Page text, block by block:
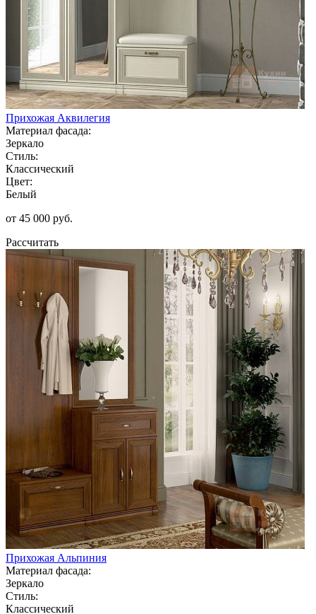
Прихожая Аквилегия
Материал фасада:
Зеркало
Стиль:
Классический
Цвет:
Белый
от 45 000 руб.
Рассчитать
Прихожая Альпиния
Материал фасада:
Зеркало
Стиль:
Классический